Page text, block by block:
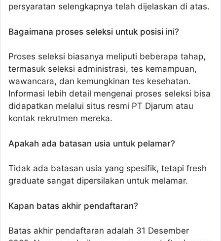
persyaratan selengkapnya telah dijelaskan di atas.
Bagaimana proses seleksi untuk posisi ini?
Proses seleksi biasanya meliputi beberapa tahap,
termasuk seleksi administrasi, tes kemampuan,
wawancara, dan kemungkinan tes kesehatan.
Informasi lebih detail mengenai proses seleksi bisa
didapatkan melalui situs resmi PT Djarum atau
kontak rekrutmen mereka.
Apakah ada batasan usia untuk pelamar?
Tidak ada batasan usia yang spesifik, tetapi fresh
graduate sangat dipersilakan untuk melamar.
Kapan batas akhir pendaftaran?
Batas akhir pendaftaran adalah 31 Desember